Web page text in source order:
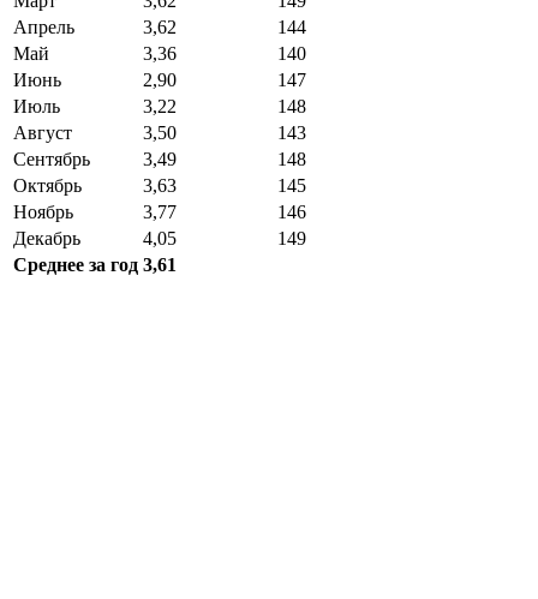
Апрель
3,62
144
Май
3,36
140
Июнь
2,90
147
Июль
3,22
148
Август
3,50
143
Сентябрь
3,49
148
Октябрь
3,63
145
Ноябрь
3,77
146
Декабрь
4,05
149
Среднее за год 3,61